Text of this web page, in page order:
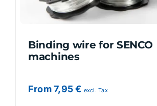
the
product
Binding wire for SENCO
machines
From 7,95€ excl. Tax